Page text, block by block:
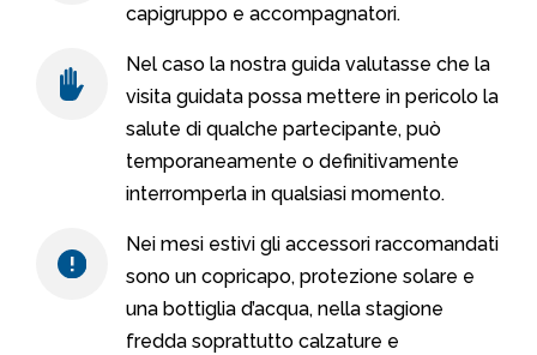
capigruppo e accompagnatori.
Nel caso la nostra guida valutasse che la
visita guidata possa mettere in pericolo la
salute di qualche partecipante, può
temporaneamente o definitivamente
interromperla in qualsiasi momento.
Nei mesi estivi gli accessori raccomandati
sono un copricapo, protezione solare e
una bottiglia d’acqua, nella stagione
fredda soprattutto calzature e